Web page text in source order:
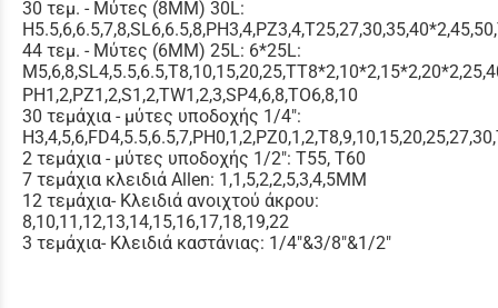
30 τεμ. - Μύτες (8MM) 30L:
44 τεμ. - Μύτες (6MM) 25L: 6*25L:
PH1,2,PZ1,2,S1,2,TW1,2,3,SP4,6,8,TO6,8,10
30 τεμάχια - μύτες υποδοχής 1/4":
2 τεμάχια - μύτες υποδοχής 1/2": T55, T60
7 τεμάχια κλειδιά Allen: 1,1,5,2,2,5,3,4,5MM
12 τεμάχια- Κλειδιά ανοιχτού άκρου:
8,10,11,12,13,14,15,16,17,18,19,22
3 τεμάχια- Κλειδιά καστάνιας: 1/4"&3/8"&1/2"